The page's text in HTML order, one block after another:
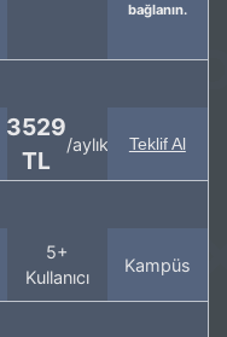
bağlanın.
3529
TL
/aylık Teklif Al
5+
Kullanıcı
Kampüs